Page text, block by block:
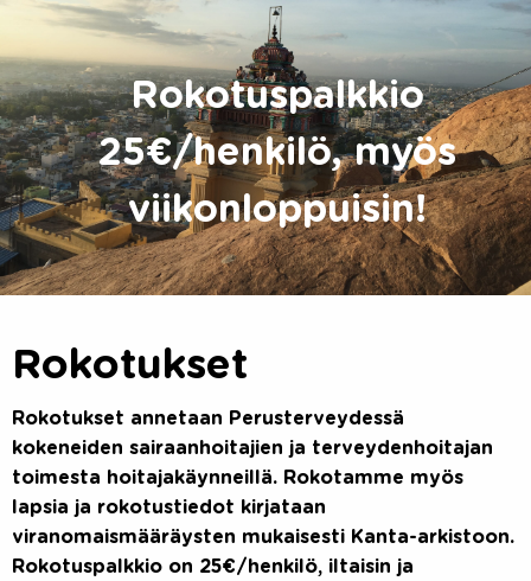
Rokotuspalkkio
25€/henkilö, myös
viikonloppuisin!
Rokotukset
Rokotukset annetaan Perusterveydessä
kokeneiden sairaanhoitajien ja terveydenhoitajan
toimesta hoitajakäynneillä. Rokotamme myös
lapsia ja rokotustiedot kirjataan
viranomaismääräysten mukaisesti Kanta-arkistoon.
Rokotuspalkkio on 25€/henkilö, iltaisin ja